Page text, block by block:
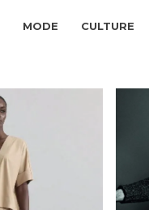
MODE CULTURE